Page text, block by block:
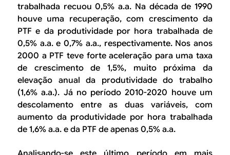
trabalhada recuou 0,5% a.a. Na década de 1990
houve uma recuperação, com crescimento da
PTF e da produtividade por hora trabalhada de
0,5% a.a. e 0,7% a.a., respectivamente. Nos anos
2000 a PTF teve forte aceleração para uma taxa
de crescimento de 1,5%, muito próxima da
elevação anual da produtividade do trabalho
(1,6% a.a.). Já no período 2010-2020 houve um
descolamento entre as duas variáveis, com
aumento da produtividade por hora trabalhada
de 1,6% a.a. e da PTF de apenas 0,5% a.a.